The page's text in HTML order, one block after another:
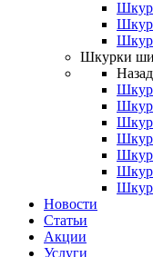
Шкурки
Назад
Новости
Статьи
Акции
Услуги